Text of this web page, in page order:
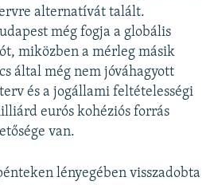
alternatívát talált.
még fogja a globális
miközben a mérleg másik
által még nem jóváhagyott
és a jogállami feltételességi
eurós kohéziós forrás
van.
lényegében visszadobta